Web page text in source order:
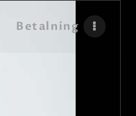
Betalning